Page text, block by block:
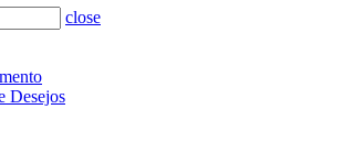
close
Desejos